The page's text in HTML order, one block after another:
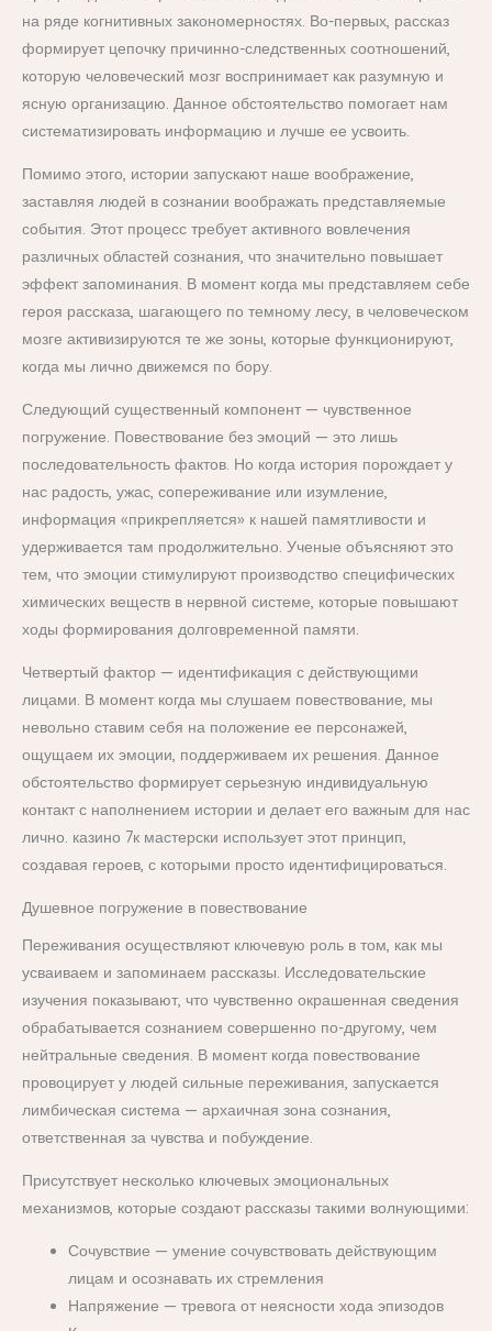
на ряде когнитивных закономерностях. Во-первых, рассказ
формирует цепочку причинно-следственных соотношений,
которую человеческий мозг воспринимает как разумную и
ясную организацию. Данное обстоятельство помогает нам
систематизировать информацию и лучше ее усвоить.
Помимо этого, истории запускают наше воображение,
заставляя людей в сознании воображать представляемые
события. Этот процесс требует активного вовлечения
различных областей сознания, что значительно повышает
эффект запоминания. В момент когда мы представляем себе
героя рассказа, шагающего по темному лесу, в человеческом
мозге активизируются те же зоны, которые функционируют,
когда мы лично движемся по бору.
Следующий существенный компонент — чувственное
погружение. Повествование без эмоций — это лишь
последовательность фактов. Но когда история порождает у
нас радость, ужас, сопереживание или изумление,
информация «прикрепляется» к нашей памятливости и
удерживается там продолжительно. Ученые объясняют это
тем, что эмоции стимулируют производство специфических
химических веществ в нервной системе, которые повышают
ходы формирования долговременной памяти.
Четвертый фактор — идентификация с действующими
лицами. В момент когда мы слушаем повествование, мы
невольно ставим себя на положение ее персонажей,
ощущаем их эмоции, поддерживаем их решения. Данное
обстоятельство формирует серьезную индивидуальную
контакт с наполнением истории и делает его важным для нас
лично. казино 7к мастерски использует этот принцип,
создавая героев, с которыми просто идентифицироваться.
Душевное погружение в повествование
Переживания осуществляют ключевую роль в том, как мы
усваиваем и запоминаем рассказы. Исследовательские
изучения показывают, что чувственно окрашенная сведения
обрабатывается сознанием совершенно по-другому, чем
нейтральные сведения. В момент когда повествование
провоцирует у людей сильные переживания, запускается
лимбическая система — архаичная зона сознания,
ответственная за чувства и побуждение.
Присутствует несколько ключевых эмоциональных
механизмов, которые создают рассказы такими волнующими:
Сочувствие — умение сочувствовать действующим
лицам и осознавать их стремления
Напряжение — тревога от неясности хода эпизодов